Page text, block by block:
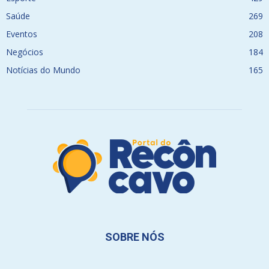
Saúde
269
Eventos
208
Negócios
184
Notícias do Mundo
165
SOBRE NÓS